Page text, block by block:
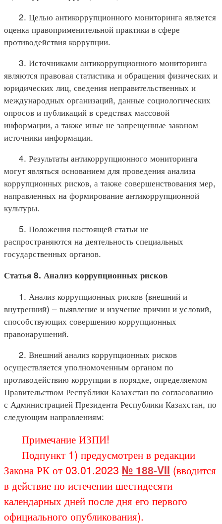
2. Целью антикоррупционного мониторинга является
оценка правоприменительной практики в сфере
противодействия коррупции.
3. Источниками антикоррупционного мониторинга
являются правовая статистика и обращения физических и
юридических лиц, сведения неправительственных и
международных организаций, данные социологических
опросов и публикаций в средствах массовой
информации, а также иные не запрещенные законом
источники информации.
4. Результаты антикоррупционного мониторинга
могут являться основанием для проведения анализа
коррупционных рисков, а также совершенствования мер,
направленных на формирование антикоррупционной
культуры.
5. Положения настоящей статьи не
распространяются на деятельность специальных
государственных органов.
Статья 8. Анализ коррупционных рисков
1. Анализ коррупционных рисков (внешний и
внутренний) – выявление и изучение причин и условий,
способствующих совершению коррупционных
правонарушений.
2. Внешний анализ коррупционных рисков
осуществляется уполномоченным органом по
противодействию коррупции в порядке, определяемом
Правительством Республики Казахстан по согласованию
с Администрацией Президента Республики Казахстан, по
следующим направлениям:
Примечание ИЗПИ!
Подпункт 1) предусмотрен в редакции
Закона РК от 03.01.2023 № 188-VII (вводится
в действие по истечении шестидесяти
календарных дней после дня его первого
официального опубликования).